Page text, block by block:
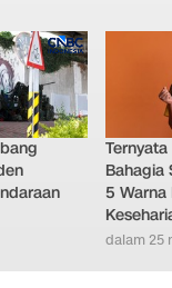
Bahagia
5
dalam 25